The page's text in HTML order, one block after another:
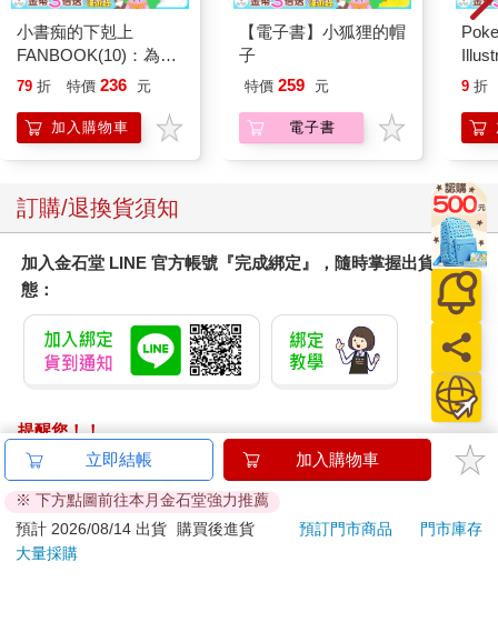
小書痴的下剋上
FANBOOK(10)：為了
成為圖書管理員不擇手
79 折 特價 236 元
加入購物車
【電子書】小狐狸的帽
子
特價 259 元
電子書
9 折
訂購/退換貨須知
加入金石堂 LINE 官方帳號『完成綁定』，隨時掌握出貨動
態：
提醒您！！
金石堂及銀行均不會請您操作ATM! 如接獲電話要求您前往
ATM提款機，請不要聽從指示，以免受騙上當！
退換貨須知：
**提醒您，鑑賞期不等於試用期，退回商品須為全新狀態**
立即結帳 加入購物車
※ 下方點圖前往本月金石堂強力推薦
預計 2026/08/14 出貨
購買後進貨 預訂門市商品
門市庫存
大量採購